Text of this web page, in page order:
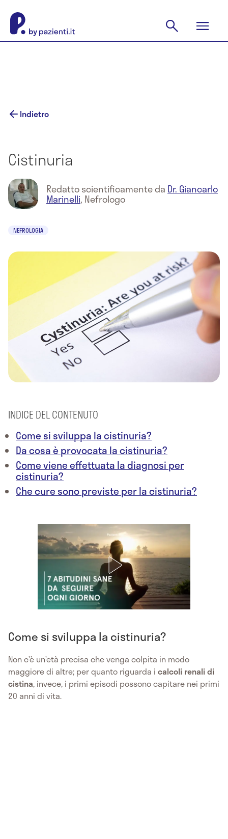
Indietro
Cistinuria
Redatto scientificamente da Dr. Giancarlo
Marinelli, Nefrologo
NEFROLOGIA
INDICE DEL CONTENUTO
Come si sviluppa la cistinuria?
Da cosa è provocata la cistinuria?
Come viene effettuata la diagnosi per
cistinuria?
Che cure sono previste per la cistinuria?
Come si sviluppa la cistinuria?
Non c’è un’età precisa che venga colpita in modo
maggiore di altre; per quanto riguarda i calcoli renali di
cistina, invece, i primi episodi possono capitare nei primi
20 anni di vita.